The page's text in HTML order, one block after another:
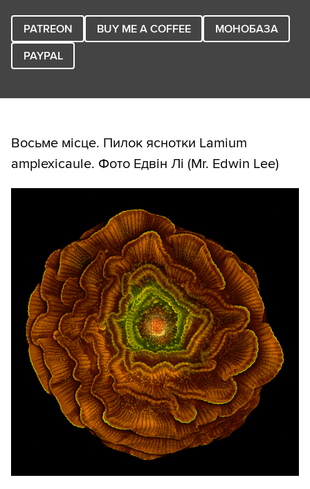
PATREON BUY ME A COFFEE
МОНОБАЗА
PAYPAL
Восьме місце. Пилок яснотки Lamium
amplexicaule. Фото Едвін Лі (Mr. Edwin Lee)